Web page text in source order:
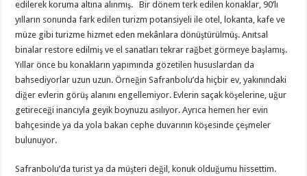
edilerek koruma altına alınmış. Bir dönem terk edilen konaklar, 90’lı
yılların sonunda fark edilen turizm potansiyeli ile otel, lokanta, kafe ve
müze gibi turizme hizmet eden mekânlara dönüştürülmüş. Anıtsal
binalar restore edilmiş ve el sanatları tekrar rağbet görmeye başlamış.
Yıllar önce bu konakların yapımında gözetilen hususlardan da
bahsediyorlar uzun uzun. Örneğin Safranbolu’da hiçbir ev, yakınındaki
diğer evlerin görüş alanını engellemiyor. Evlerin saçak köşelerine, uğur
getireceği inancıyla geyik boynuzu asılıyor. Ayrıca hemen her evin
bahçesinde ya da yola bakan cephe duvarının köşesinde çeşmeler
bulunuyor.
Safranbolu’da turist ya da müşteri değil, konuk olduğumu hissettim.